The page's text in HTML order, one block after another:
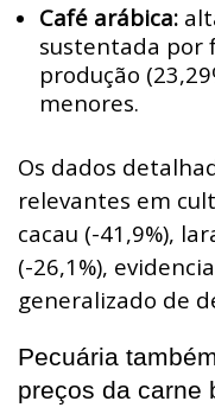
Café arábica:
sustentada por
produção
menores.
Os dados
relevantes em
cacau (-41,9%),
(-26,1%),
generalizado de
Pecuária
preços da carne